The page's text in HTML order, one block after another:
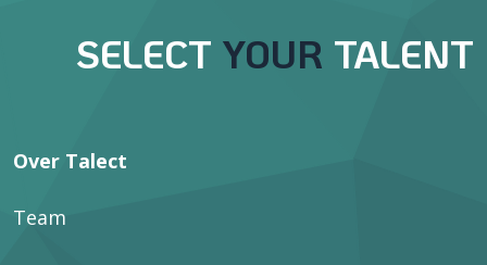
SELECT YOUR TALENT
Over Talect
Team